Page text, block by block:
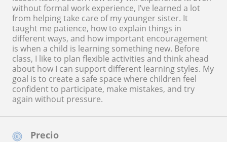
Precio
without formal work experience, I’ve learned a lot
from helping take care of my younger sister. It
taught me patience, how to explain things in
different ways, and how important encouragement
is when a child is learning something new. Before
class, I like to plan flexible activities and think ahead
about how I can support different learning styles. My
goal is to create a safe space where children feel
confident to participate, make mistakes, and try
again without pressure.